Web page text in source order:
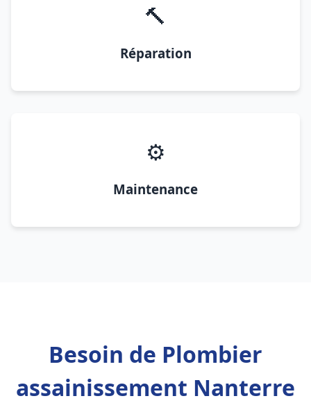
🔨
Réparation
⚙️
Maintenance
Besoin de Plombier
assainissement Nanterre